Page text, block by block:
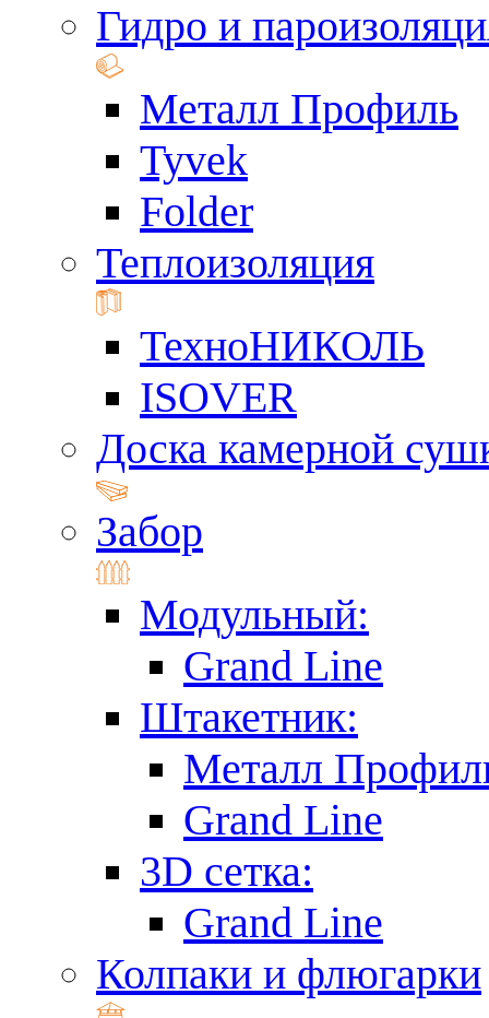
Гидро и
Металл Профиль
Tyvek
Folder
Теплоизоляция
ТехноНИКОЛЬ
ISOVER
Доска камерной
Забор
Модульный:
Grand Line
Штакетник:
Металл
Grand Line
3D сетка:
Grand Line
Колпаки и флюгарки